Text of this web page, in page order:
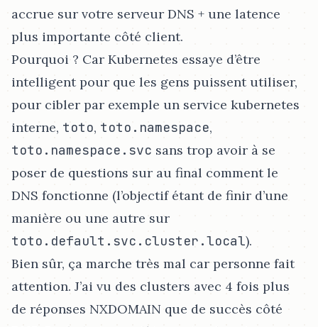
accrue sur votre serveur DNS + une latence
plus importante côté client.
Pourquoi ? Car Kubernetes essaye d’être
intelligent pour que les gens puissent utiliser,
pour cibler par exemple un service kubernetes
interne, toto, toto.namespace,
toto.namespace.svc sans trop avoir à se
poser de questions sur au final comment le
DNS fonctionne (l’objectif étant de finir d’une
manière ou une autre sur
toto.default.svc.cluster.local).
Bien sûr, ça marche très mal car personne fait
attention. J’ai vu des clusters avec 4 fois plus
de réponses NXDOMAIN que de succès côté